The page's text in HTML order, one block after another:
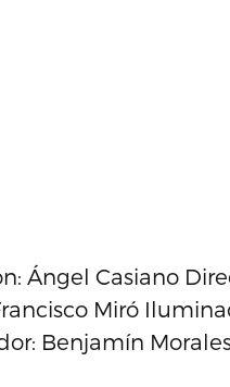
Ángel Casiano
Miró
Benjamín